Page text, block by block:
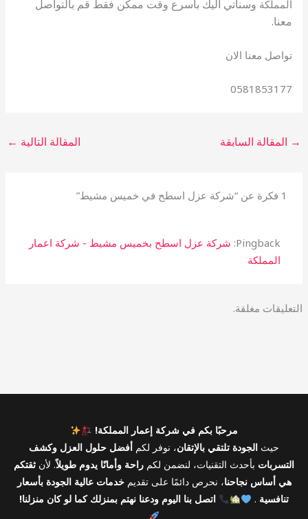
المملكة وسناتي اليك باسرع وقت ممكن فقط قم بالتواصل
معنا.
تواصل معنا الان
0581853177
→ المقالة السابقة المقالة التالية ←
1 فكرة عن “شركة عزل اسطح في خميس مشيط”
Pingback: شركة عزل اسطح بخميس مشيط - شركة اعمار
المملكة
التعليقات مغلقة.
مرحبًا بكم في شركة إعمار المملكة!
حيث الجودة تلتقي بالإتقان، نوفر لكم أفضل حلول العزل وكشف
التسربات بأحدث التقنيات، لنضمن لكم راحة وأمانًا يدوم طويلاً. لأن ثقتكم
هي أساس نجاحنا، نحرص دائمًا على تقديمخدمات عالية الجودة بأسعار
تنافسية . اتصل بنا اليوم ودعنا نهتم بمنزلك كما لو كان منزلنا!